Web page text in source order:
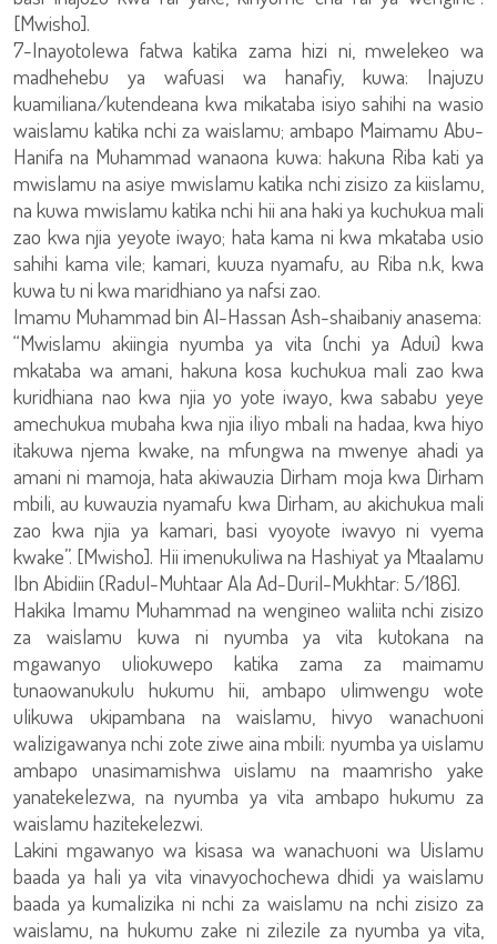
[Mwisho].
7-Inayotolewa fatwa katika zama hizi ni, mwelekeo wa
madhehebu ya wafuasi wa hanafiy, kuwa: Inajuzu
kuamiliana/kutendeana kwa mikataba isiyo sahihi na wasio
waislamu katika nchi za waislamu; ambapo Maimamu Abu-
Hanifa na Muhammad wanaona kuwa: hakuna Riba kati ya
mwislamu na asiye mwislamu katika nchi zisizo za kiislamu,
na kuwa mwislamu katika nchi hii ana haki ya kuchukua mali
zao kwa njia yeyote iwayo; hata kama ni kwa mkataba usio
sahihi kama vile; kamari, kuuza nyamafu, au Riba n.k, kwa
kuwa tu ni kwa maridhiano ya nafsi zao.
Imamu Muhammad bin Al-Hassan Ash-shaibaniy anasema:
“Mwislamu akiingia nyumba ya vita (nchi ya Adui) kwa
mkataba wa amani, hakuna kosa kuchukua mali zao kwa
kuridhiana nao kwa njia yo yote iwayo, kwa sababu yeye
amechukua mubaha kwa njia iliyo mbali na hadaa, kwa hiyo
itakuwa njema kwake, na mfungwa na mwenye ahadi ya
amani ni mamoja, hata akiwauzia Dirham moja kwa Dirham
mbili, au kuwauzia nyamafu kwa Dirham, au akichukua mali
zao kwa njia ya kamari, basi vyoyote iwavyo ni vyema
kwake”. [Mwisho]. Hii imenukuliwa na Hashiyat ya Mtaalamu
Ibn Abidiin (Radul-Muhtaar Ala Ad-Duril-Mukhtar: 5/186].
Hakika Imamu Muhammad na wengineo waliita nchi zisizo
za waislamu kuwa ni nyumba ya vita kutokana na
mgawanyo uliokuwepo katika zama za maimamu
tunaowanukulu hukumu hii, ambapo ulimwengu wote
ulikuwa ukipambana na waislamu, hivyo wanachuoni
walizigawanya nchi zote ziwe aina mbili: nyumba ya uislamu
ambapo unasimamishwa uislamu na maamrisho yake
yanatekelezwa, na nyumba ya vita ambapo hukumu za
waislamu hazitekelezwi.
Lakini mgawanyo wa kisasa wa wanachuoni wa Uislamu
baada ya hali ya vita vinavyochochewa dhidi ya waislamu
baada ya kumalizika ni nchi za waislamu na nchi zisizo za
waislamu, na hukumu zake ni zilezile za nyumba ya vita,